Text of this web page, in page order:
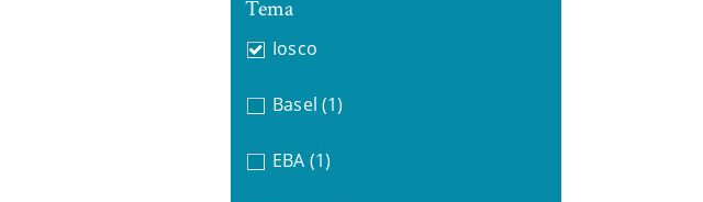
Tema
Iosco
Basel (1)
EBA (1)